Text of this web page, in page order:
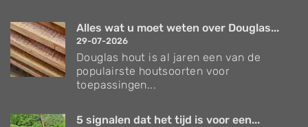
Alles wat u moet weten over Douglas...
29-07-2026
Douglas hout is al jaren een van de
populairste houtsoorten voor
toepassingen...
5 signalen dat het tijd is voor een...